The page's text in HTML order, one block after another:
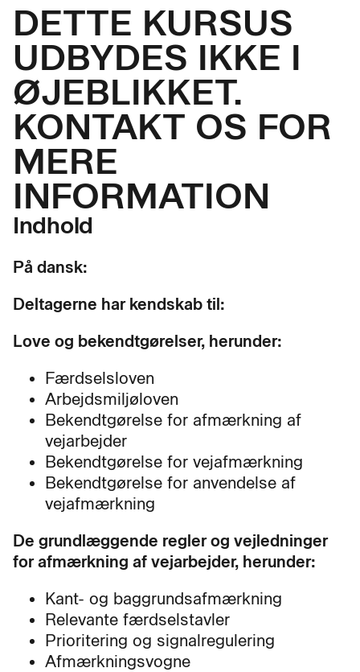
DETTE KURSUS
UDBYDES IKKE I
ØJEBLIKKET.
KONTAKT OS FOR
MERE
INFORMATION
Indhold
På dansk:
Deltagerne har kendskab til:
Love og bekendtgørelser, herunder:
Færdselsloven
Arbejdsmiljøloven
Bekendtgørelse for afmærkning af
vejarbejder
Bekendtgørelse for vejafmærkning
Bekendtgørelse for anvendelse af
vejafmærkning
De grundlæggende regler og vejledninger
for afmærkning af vejarbejder, herunder:
Kant- og baggrundsafmærkning
Relevante færdselstavler
Prioritering og signalregulering
Afmærkningsvogne